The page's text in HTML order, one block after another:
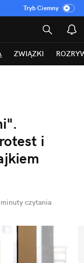
Tryb Ciemny
ZWIĄZKI
i
czytania